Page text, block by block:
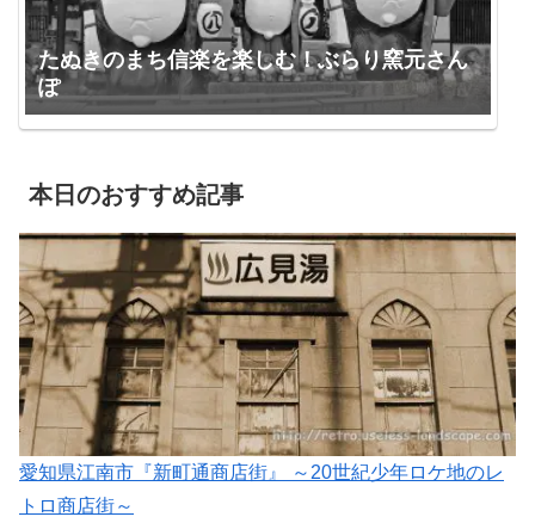
たぬきのまち信楽を楽しむ！ぶらり窯元さん
ぽ
本日のおすすめ記事
愛知県江南市『新町通商店街』 ～20世紀少年ロケ地のレ
トロ商店街～